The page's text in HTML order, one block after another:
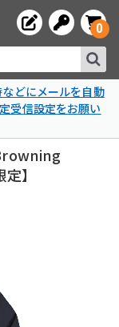
0
などにメールを自動
受信設定をお願い
】